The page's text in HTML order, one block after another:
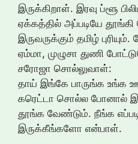
இருக்கிறாள். இரவு ப்ளூ
ஏக்கத்தில் அப்படியே
இருவருக்கும் தமிழ்
ஏம்மா, முழுசா துணி
சரோஜா சொல்லுவாள்:
தாய் இங்கே பாருங்க உங்க
கரெட்டா சொல்ல போனால்
தூங்க வேண்டும். நீங்க
இருக்கீங்களோ என்பாள்.